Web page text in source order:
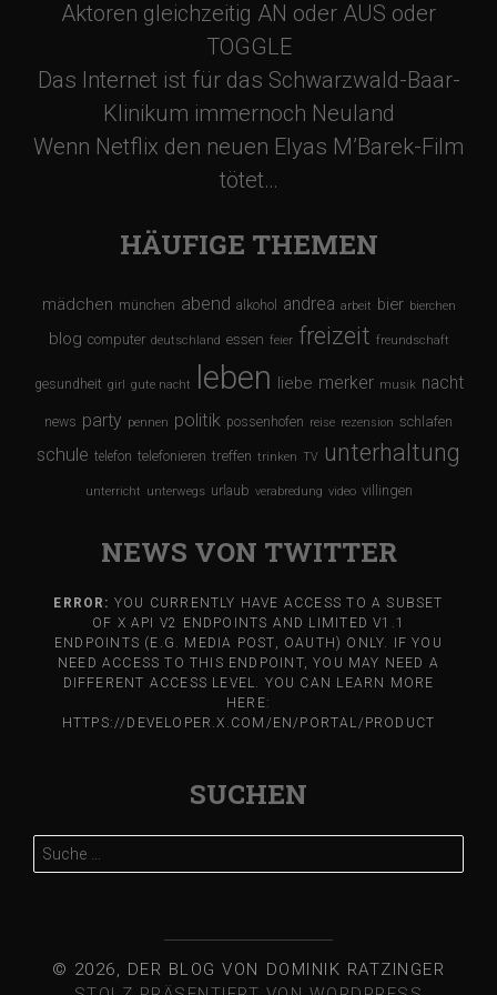
Aktoren gleichzeitig AN oder AUS oder
TOGGLE
Das Internet ist für das Schwarzwald-Baar-
Klinikum immernoch Neuland
Wenn Netflix den neuen Elyas M’Barek-Film
tötet…
HÄUFIGE THEMEN
mädchen münchen abend alkohol andrea arbeit bier bierchen
blog computer deutschland essen feier freizeit freundschaft
gesundheit girl gute nacht leben liebe merker musik nacht
news party pennen politik possenhofen reise rezension schlafen
schule telefon telefonieren treffen trinken TV unterhaltung
unterricht unterwegs urlaub verabredung video villingen
NEWS VON TWITTER
ERROR: YOU CURRENTLY HAVE ACCESS TO A SUBSET
OF X API V2 ENDPOINTS AND LIMITED V1.1
ENDPOINTS (E.G. MEDIA POST, OAUTH) ONLY. IF YOU
NEED ACCESS TO THIS ENDPOINT, YOU MAY NEED A
DIFFERENT ACCESS LEVEL. YOU CAN LEARN MORE
HERE:
HTTPS://DEVELOPER.X.COM/EN/PORTAL/PRODUCT
SUCHEN
nach:
© 2026, DER BLOG VON DOMINIK RATZINGER